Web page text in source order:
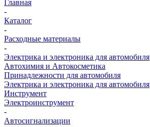
Главная
-
Каталог
-
Расходные материалы
-
Электрика и электроника для автомобиля
Автохимия и Автокосметика
Принадлежности для автомобиля
Электрика и электроника для автомобиля
Инструмент
Электроинструмент
-
Автосигнализации